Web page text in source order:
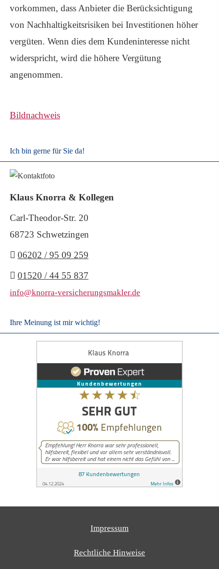
vorkommen, dass Anbieter die Berücksichtigung
von Nachhaltigkeitsrisiken bei Investitionen höher
vergüten. Wenn dies dem Kundeninteresse nicht
widerspricht, wird die höhere Vergütung
angenommen.
Bildnachweis
Ich bin gerne für Sie da!
Klaus Knorra & Kollegen
Carl-Theodor-Str. 20
68723 Schwetzingen
06202 / 95 09 259
01520 / 44 55 837
info@knorra-versicherungsmakler.de
Ihre Meinung ist mir wichtig!
Impressum
Rechtliche Hinweise